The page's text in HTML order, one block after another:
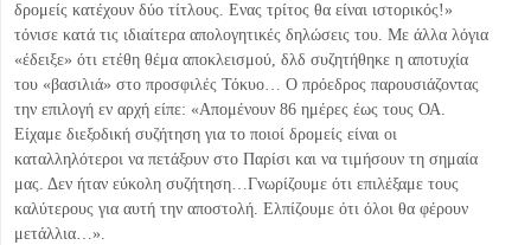
δρομείς κατέχουν δύο τίτλους. Ενας τρίτος θα είναι ιστορικός!»
τόνισε κατά τις ιδιαίτερα απολογητικές δηλώσεις του. Με άλλα λόγια
«έδειξε» ότι ετέθη θέμα αποκλεισμού, δλδ συζητήθηκε η αποτυχία
του «βασιλιά» στο προσφιλές Τόκυο… Ο πρόεδρος παρουσιάζοντας
την επιλογή εν αρχή είπε: «Απομένουν 86 ημέρες έως τους ΟΑ.
Είχαμε διεξοδική συζήτηση για το ποιοί δρομείς είναι οι
καταλληλότεροι να πετάξουν στο Παρίσι και να τιμήσουν τη σημαία
μας. Δεν ήταν εύκολη συζήτηση…Γνωρίζουμε ότι επιλέξαμε τους
καλύτερους για αυτή την αποστολή. Ελπίζουμε ότι όλοι θα φέρουν
μετάλλια…».